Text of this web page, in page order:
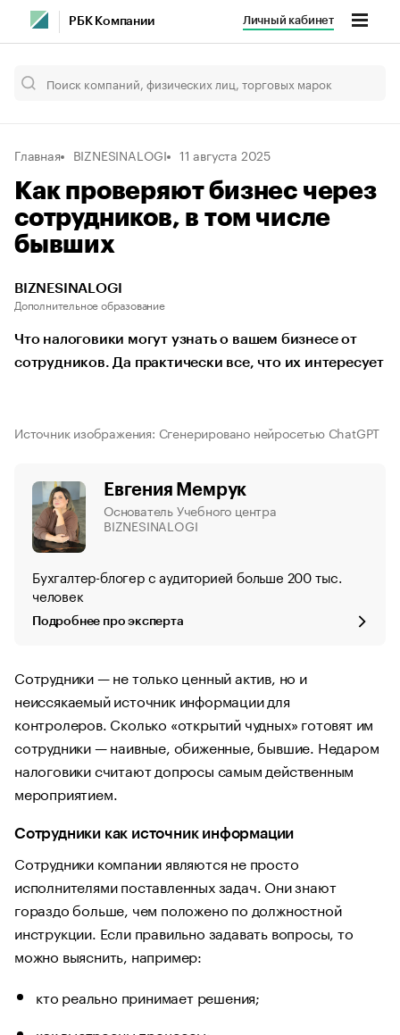
РБК Компании Личный кабинет
Главная BIZNESINALOGI 11 августа 2025
Как проверяют бизнес через
сотрудников, в том числе
бывших
BIZNESINALOGI
Дополнительное образование
Что налоговики могут узнать о вашем бизнесе от
сотрудников. Да практически все, что их интересует
Источник изображения: Сгенерировано нейросетью ChatGPT
Евгения Мемрук
Основатель Учебного центра
BIZNESINALOGI
Бухгалтер-блогер с аудиторией больше 200 тыс.
человек
Подробнее про эксперта
Сотрудники — не только ценный актив, но и
неиссякаемый источник информации для
контролеров. Сколько «открытий чудных» готовят им
сотрудники — наивные, обиженные, бывшие. Недаром
налоговики считают допросы самым действенным
мероприятием.
Сотрудники как источник информации
Сотрудники компании являются не просто
исполнителями поставленных задач. Они знают
гораздо больше, чем положено по должностной
инструкции. Если правильно задавать вопросы, то
можно выяснить, например:
кто реально принимает решения;